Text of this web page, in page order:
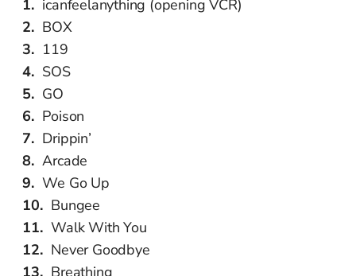
icanfeelanything (opening VCR)
BOX
119
SOS
GO
Poison
Drippin’
Arcade
We Go Up
Bungee
Walk With You
Never Goodbye
Breathing